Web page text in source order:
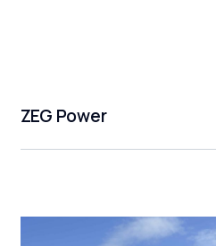
ZEG Power